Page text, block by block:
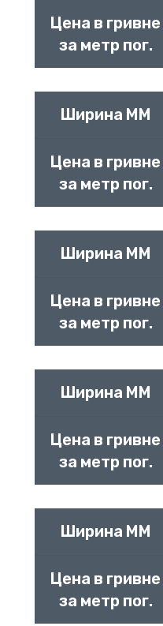
за метр пог.
Ширина ММ
за метр пог.
Ширина ММ
за метр пог.
Ширина ММ
за метр пог.
Ширина ММ
за метр пог.